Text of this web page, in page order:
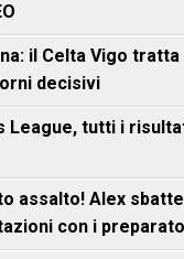
il Celta Vigo
decisivi
League, tutti i
assalto! Alex
con i